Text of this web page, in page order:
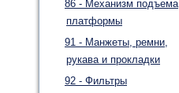
86 - Механизм подъема
платформы
91 - Манжеты, ремни,
рукава и прокладки
92 - Фильтры